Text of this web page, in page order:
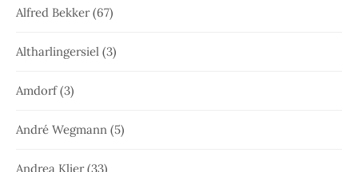
Alfred Bekker(67)
Altharlingersiel (3)
Amdorf(3)
André Wegmann (5)
Andrea Klier(33)